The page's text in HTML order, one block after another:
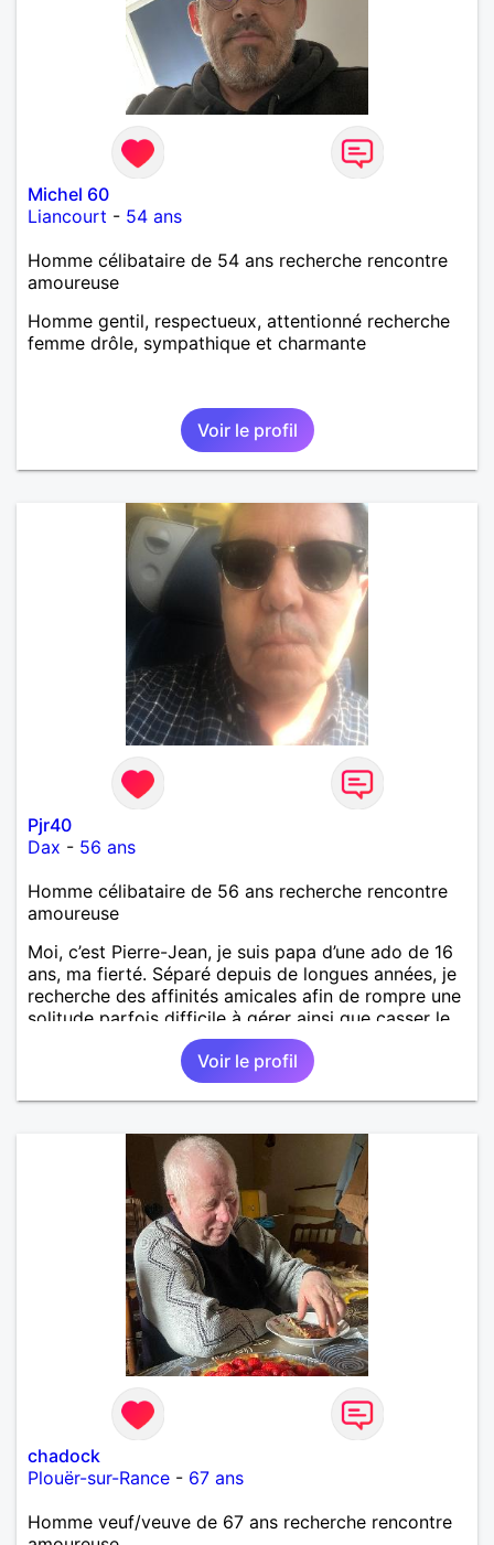
Michel 60
Liancourt - 54 ans
Homme célibataire de 54 ans recherche rencontre
amoureuse
Homme gentil, respectueux, attentionné recherche
femme drôle, sympathique et charmante
Voir le profil
Pjr40
Dax - 56 ans
Homme célibataire de 56 ans recherche rencontre
amoureuse
Moi, c’est Pierre-Jean, je suis papa d’une ado de 16
ans, ma fierté. Séparé depuis de longues années, je
recherche des affinités amicales afin de rompre une
solitude parfois difficile à gérer ainsi que casser le
vague à l’âme. L’amitié reste extrêmement
importante à mes yeux mais peut se décliner en des
sentiments plus puissants. « Le temps fera son
œuvre » disait Arthur Schopenhauer, philosophe
autant être trop locace. Je suis bourré de qualités
avec très peu de défauts. Je suis altruiste,
bienveillant, empathique, attentionné, honnête,
respectueux, doux de caractère et compréhensif : je
laisse « glisser » beaucoup de choses. Mais ne vous
m’éprenez pas Mesdames, si une personne que
j’aime me trahit une fois, il n’y aura pas de seconde
chance et je l’effacerai à « vitam eternam ».
Néanmoins, je suis un tout petit peu maniaque ainsi
qu’impatient. J’essaye de faire des efforts. Rien de
bien dramatique ! Du moins je le pense……Je suis un
homme facile à vivre. À vous si vous le souhaitez,
d’apprendre à me connaître davantage. J’en serai
ravi….A très bientôt je l’espère.
Voir le profil
chadock
Plouër-sur-Rance - 67 ans
Homme veuf/veuve de 67 ans recherche rencontre